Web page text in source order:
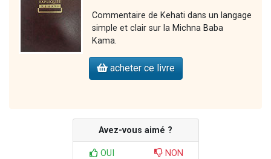
Commentaire de Kehati dans un langage
simple et clair sur la Michna Baba
Kama.
acheter ce livre
Avez-vous aimé ?
OUI NON